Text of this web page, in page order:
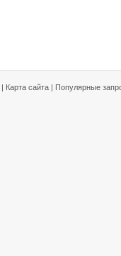
| Карта сайта | Популярные